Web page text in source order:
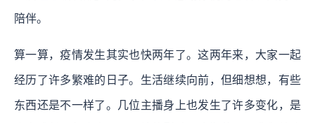
陪伴。
算一算，疫情发生其实也快两年了。这两年来，大家一起
经历了许多繁难的日子。生活继续向前，但细想想，有些
东西还是不一样了。几位主播身上也发生了许多变化，是